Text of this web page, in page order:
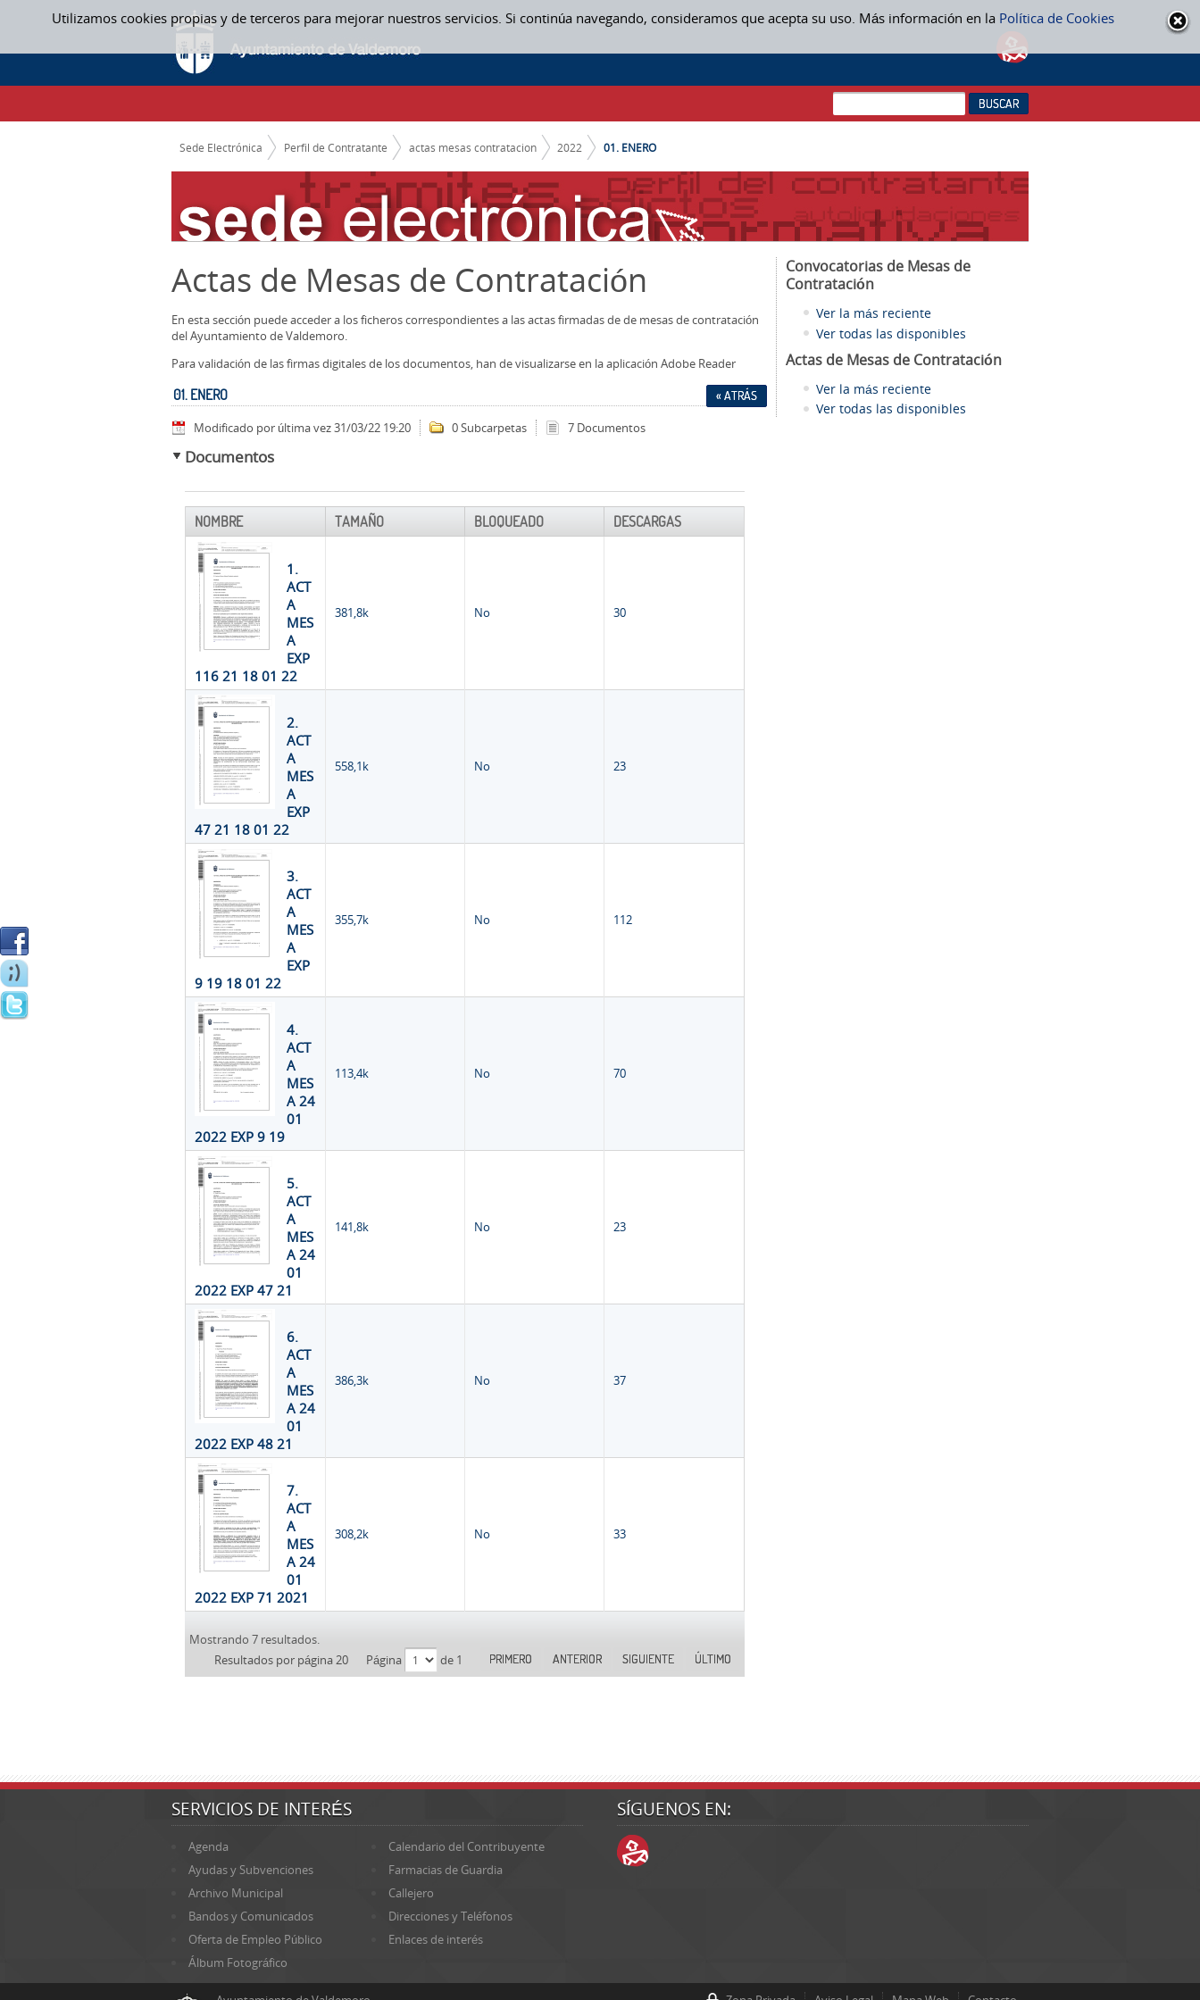
Utilizamos cookies propias y de terceros para mejorar nuestros servicios. Si continúa navegando, consideramos que acepta su uso. Más información en la Política de Cookies
Saltar al contenido
01. ENERO - ACTAS MESAS CONTRATACION
CAMINO DE MIGAS
Sede Electrónica Perfil de Contratante actas mesas contratacion 2022 01. ENERO
Actas de Mesas de Contratación
En esta sección puede acceder a los ficheros correspondientes a las actas firmadas de de mesas de contratación
del Ayuntamiento de Valdemoro.
Para validación de las firmas digitales de los documentos, han de visualizarse en la aplicación Adobe Reader
« ATRÁS
01. ENERO
Modificado por última vez 31/03/22 19:20 0 Subcarpetas 7 Documentos
Documentos
NOMBRE TAMAÑO BLOQUEADO DESCARGAS
1.
ACT
A
MES
A
EXP
116 21 18 01 22
381,8k No 30
2.
ACT
A
MES
A
EXP
47 21 18 01 22
558,1k No 23
3.
ACT
A
MES
A
EXP
9 19 18 01 22
355,7k No 112
4.
ACT
A
MES
A 24
01
2022 EXP 9 19
113,4k No 70
5.
ACT
A
MES
A 24
01
2022 EXP 47 21
141,8k No 23
6.
ACT
A
MES
A 24
01
2022 EXP 48 21
386,3k No 37
7.
ACT
A
MES
A 24
01
2022 EXP 71 2021
308,2k No 33
Mostrando 7 resultados.
Resultados por página 20
Página de 1 PRIMERO ANTERIOR SIGUIENTE ÚLTIMO
Convocatorias de Mesas de
Contratación
Ver la más reciente
Ver todas las disponibles
Actas de Mesas de Contratación
Ver la más reciente
Ver todas las disponibles
SERVICIOS DE INTERÉS
Agenda
Calendario del Contribuyente
Ayudas y Subvenciones
Farmacias de Guardia
Archivo Municipal
Callejero
Bandos y Comunicados
Direcciones y Teléfonos
Oferta de Empleo Público
Enlaces de interés
Álbum Fotográfico
SÍGUENOS EN: